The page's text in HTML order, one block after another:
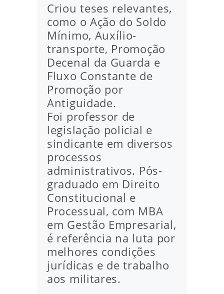
Criou teses relevantes,
como o Ação do Soldo
Mínimo, Auxílio-
transporte, Promoção
Decenal da Guarda e
Fluxo Constante de
Promoção por
Antiguidade.
Foi professor de
legislação policial e
sindicante em diversos
processos
administrativos. Pós-
graduado em Direito
Constitucional e
Processual, com MBA
em Gestão Empresarial,
é referência na luta por
melhores condições
jurídicas e de trabalho
aos militares.